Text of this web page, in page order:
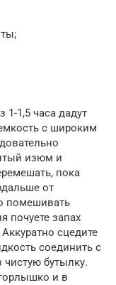
1-1,5 часа дадут
с широким
изюм и
пока
от
помешивать
почуете запах
сцедите
соединить с
чистую бутылку.
и в